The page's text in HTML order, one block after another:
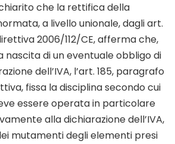
che la rettifica della
a livello unionale, dagli art.
2006/112/CE, afferma che,
di un eventuale obbligo di
dell’IVA, l’art. 185, paragrafo
fissa la disciplina secondo cui
essere operata in particolare
alla dichiarazione dell’IVA,
mutamenti degli elementi presi